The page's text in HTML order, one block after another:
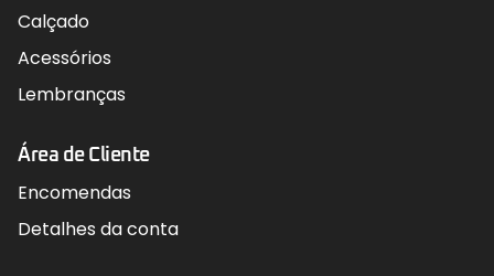
Calçado
Acessórios
Lembranças
Área de Cliente
Encomendas
Detalhes da conta